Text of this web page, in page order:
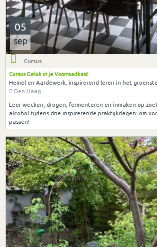
05
sep
Cursus
Cursus Geluk in je Voorraadkast
Hemel en Aardewerk, inspirerend leren in het
Den Haag
Leer wecken, drogen, fermenteren en inmaken op
alcohol tijdens drie inspirerende praktijkdagen: om
passen!